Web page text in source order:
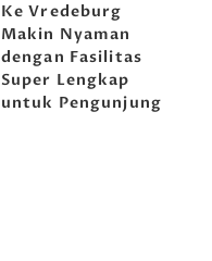
Ke Vredeburg
Makin Nyaman
dengan Fasilitas
Super Lengkap
untuk Pengunjung